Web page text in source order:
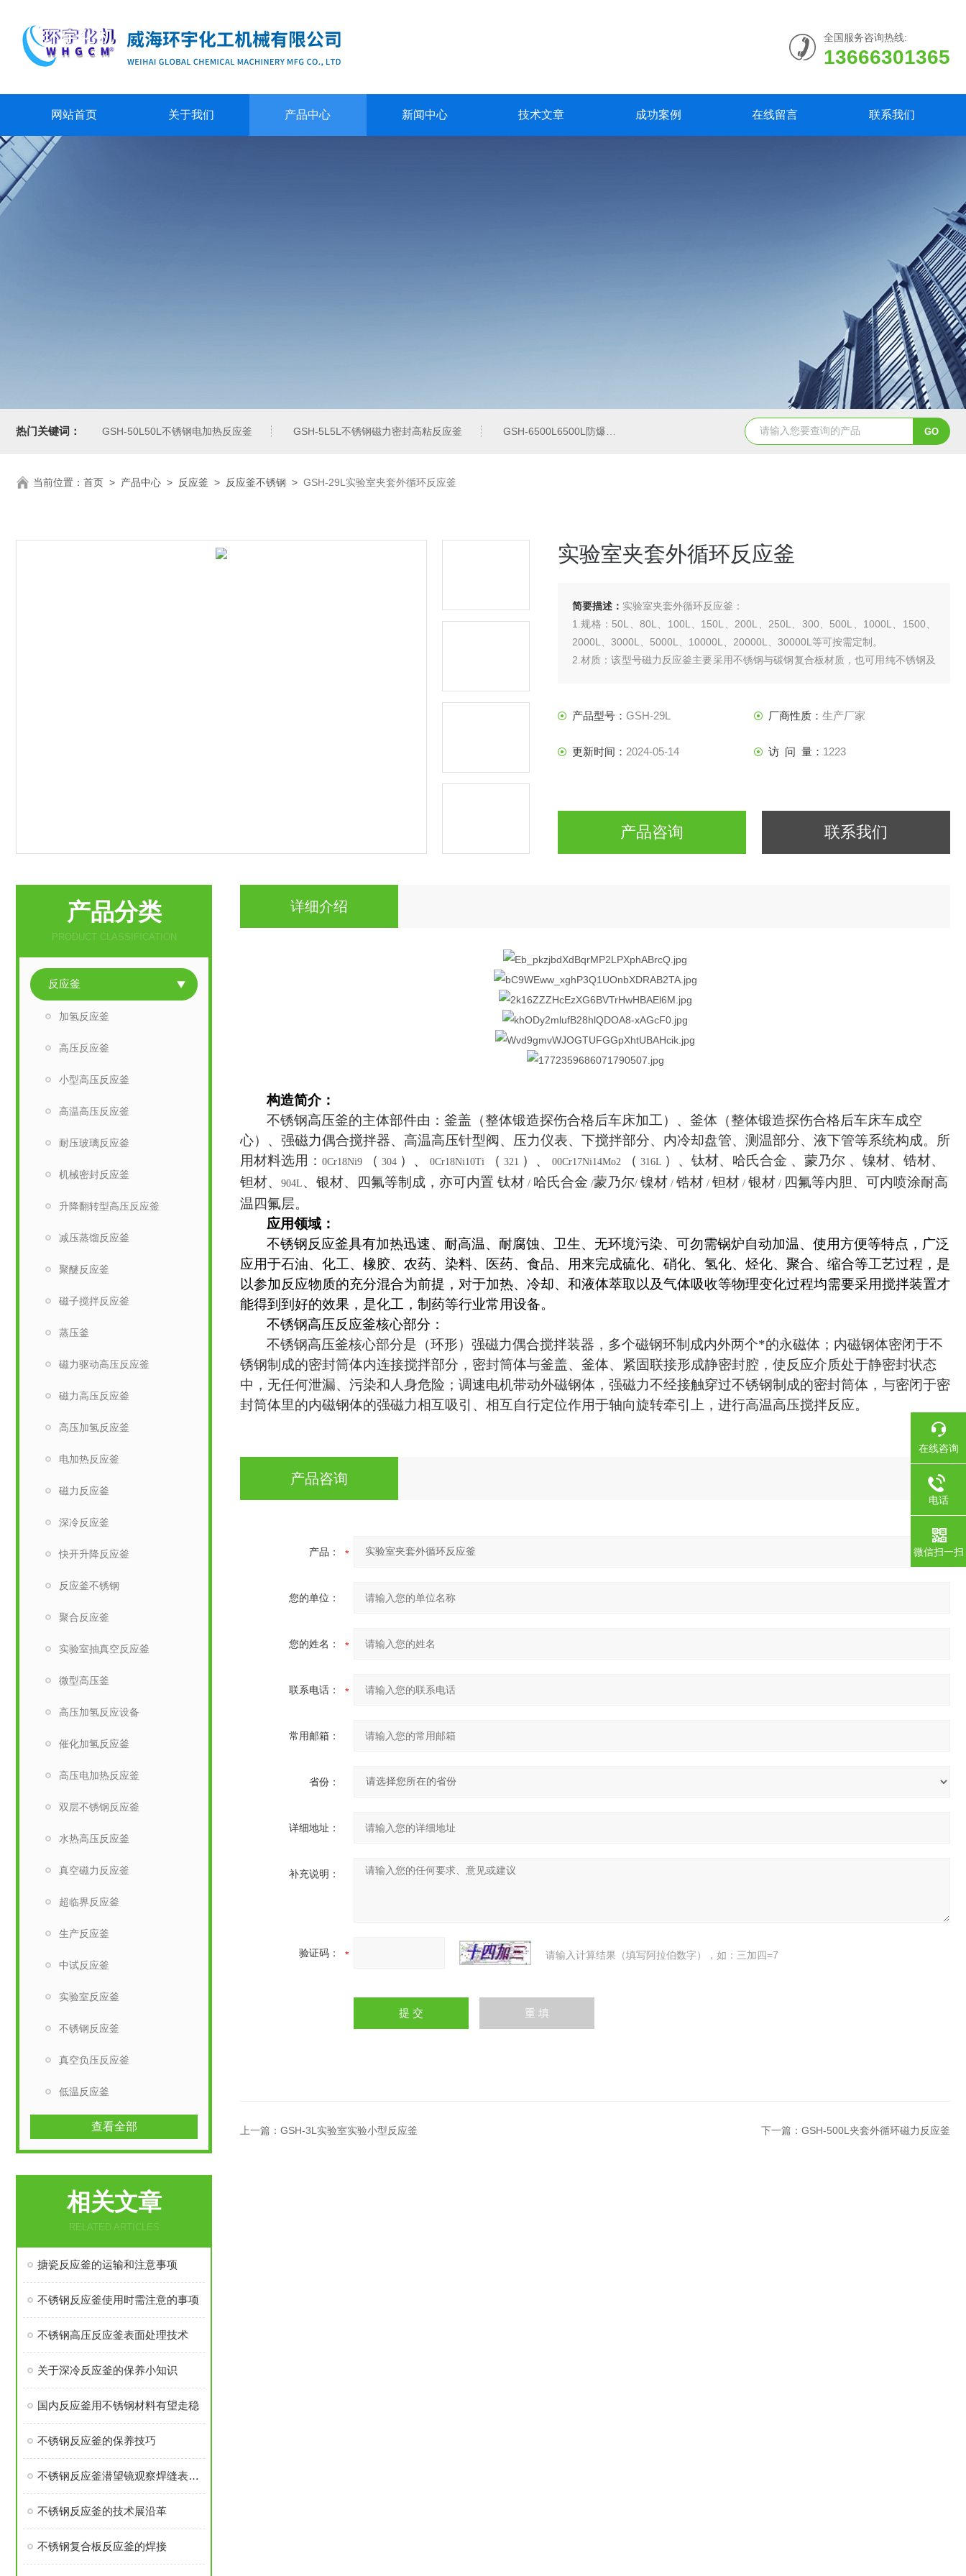
全国服务咨询热线:
13666301365
网站首页 关于我们 产品中心 新闻中心 技术文章 成功案例 在线留言 联系我们
热门关键词： GSH-50L50L不锈钢电加热反应釜 GSH-5L5L不锈钢磁力密封高粘反应釜 GSH-6500L6500L防爆加氢工业反应釜 GSH-0.5L0.5L不锈钢磁力密封聚酯反应釜
当前位置： 首页 > 产品中心 > 反应釜 > 反应釜不锈钢 > GSH-29L实验室夹套外循环反应釜
实验室夹套外循环反应釜
简要描述： 实验室夹套外循环反应釜：
1.规格：50L、80L、100L、150L、200L、250L、300、500L、1000L、1500、
2000L、3000L、5000L、10000L、20000L、30000L等可按需定制。
2.材质：该型号磁力反应釜主要采用不锈钢与碳钢复合板材质，也可用纯不锈钢及
产品型号： GSH-29L 厂商性质： 生产厂家
更新时间： 2024-05-14 访 问 量： 1223
产品咨询 联系我们
产品分类
PRODUCT CLASSIFICATION
反应釜
加氢反应釜
高压反应釜
小型高压反应釜
高温高压反应釜
耐压玻璃反应釜
机械密封反应釜
升降翻转型高压反应釜
减压蒸馏反应釜
聚醚反应釜
磁子搅拌反应釜
蒸压釜
磁力驱动高压反应釜
磁力高压反应釜
高压加氢反应釜
电加热反应釜
磁力反应釜
深冷反应釜
快开升降反应釜
反应釜不锈钢
聚合反应釜
实验室抽真空反应釜
微型高压釜
高压加氢反应设备
催化加氢反应釜
高压电加热反应釜
双层不锈钢反应釜
水热高压反应釜
真空磁力反应釜
超临界反应釜
生产反应釜
中试反应釜
实验室反应釜
不锈钢反应釜
真空负压反应釜
低温反应釜
查看全部
相关文章
RELATED ARTICLES
搪瓷反应釜的运输和注意事项
不锈钢反应釜使用时需注意的事项
不锈钢高压反应釜表面处理技术
关于深冷反应釜的保养小知识
国内反应釜用不锈钢材料有望走稳
不锈钢反应釜的保养技巧
不锈钢反应釜潜望镜观察焊缝表面时发现裂纹
不锈钢反应釜的技术展沿革
不锈钢复合板反应釜的焊接
详细介绍
构造简介：
不锈钢高压釜的主体部件由：釜盖（整体锻造探伤合格后车床加工）、釜体（整体锻造探伤合格后车床车成空
心）、强磁力偶合搅拌器、高温高压针型阀、压力仪表、下搅拌部分、内冷却盘管、测温部分、液下管等系统构成。所
用材料选用： 0Cr18Ni9 （ 304 ）、 0Cr18Ni10Ti （ 321 ）、 00Cr17Ni14Mo2 （ 316L ）、钛材、哈氏合金 、蒙乃尔 、镍材、锆材、
钽材、
904L 、银材、四氟等制成，亦可内置 钛材 / 哈氏合金 /蒙乃尔/ 镍材 / 锆材 / 钽材 / 银材 / 四氟等内胆、可内喷涂耐高
温四氟层。
应用领域：
不锈钢反应釜具有加热迅速、耐高温、耐腐蚀、卫生、无环境污染、可勿需锅炉自动加温、使用方便等特点，广泛
应用于石油、化工、橡胶、农药、染料、医药、食品、用来完成硫化、硝化、氢化、烃化、聚合、缩合等工艺过程，是
以参加反应物质的充分混合为前提，对于加热、冷却、和液体萃取以及气体吸收等物理变化过程均需要采用搅拌装置才
能得到到好的效果，是化工，制药等行业常用设备。
不锈钢高压反应釜核心部分：
不锈钢高压釜核心部分是（环形）强磁力偶合搅拌装器，多个磁钢环制成内外两个*的永磁体；内磁钢体密闭于不
锈钢制成的密封筒体内连接搅拌部分，密封筒体与釜盖、釜体、紧固联接形成静密封腔，使反应介质处于静密封状态
中，无任何泄漏、污染和人身危险；调速电机带动外磁钢体，强磁力不经接触穿过不锈钢制成的密封筒体，与密闭于密
封筒体里的内磁钢体的强磁力相互吸引、相互自行定位作用于轴向旋转牵引上，进行高温高压搅拌反应。
产品咨询
产品：
您的单位：
您的姓名：
联系电话：
常用邮箱：
省份：
详细地址：
补充说明：
验证码： 请输入计算结果（填写阿拉伯数字），如：三加四=7
上一篇： GSH-3L实验室实验小型反应釜 下一篇： GSH-500L夹套外循环磁力反应釜
在线咨询
电话
微信扫一扫